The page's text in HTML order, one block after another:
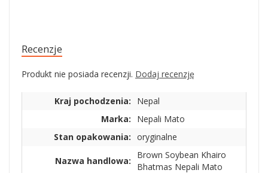
Recenzje
Produkt nie posiada recenzji. Dodaj recenzję
Kraj pochodzenia:
Nepal
Marka:
Nepali Mato
Stan opakowania: oryginalne
Nazwa handlowa:
Brown Soybean Khairo
Bhatmas Nepali Mato